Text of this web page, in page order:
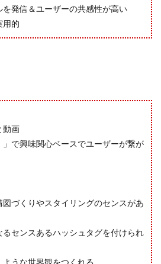
を発信＆ユーザーの共感性が高い
用的
動画
」で興味関心ベースでユーザーが繋が
図づくりやスタイリングのセンスがあ
るセンスあるハッシュタグを付けられ